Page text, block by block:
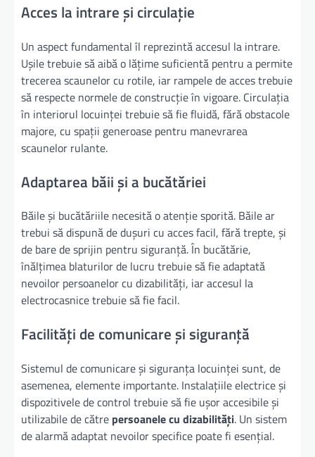
Acces la intrare și circulație
Un aspect fundamental îl reprezintă accesul la intrare.
Ușile trebuie să aibă o lățime suficientă pentru a permite
trecerea scaunelor cu rotile, iar rampele de acces trebuie
să respecte normele de construcție în vigoare. Circulația
în interiorul locuinței trebuie să fie fluidă, fără obstacole
majore, cu spații generoase pentru manevrarea
scaunelor rulante.
Adaptarea băii și a bucătăriei
Băile și bucătăriile necesită o atenție sporită. Băile ar
trebui să dispună de dușuri cu acces facil, fără trepte, și
de bare de sprijin pentru siguranță. În bucătărie,
înălțimea blaturilor de lucru trebuie să fie adaptată
nevoilor persoanelor cu dizabilități, iar accesul la
electrocasnice trebuie să fie facil.
Facilități de comunicare și siguranță
Sistemul de comunicare și siguranța locuinței sunt, de
asemenea, elemente importante. Instalațiile electrice și
dispozitivele de control trebuie să fie ușor accesibile și
utilizabile de către persoanele cu dizabilități. Un sistem
de alarmă adaptat nevoilor specifice poate fi esențial.